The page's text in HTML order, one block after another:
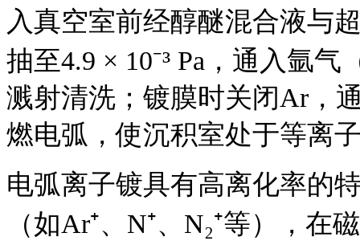
入真空室前经醇醚混合液与
抽至4.9 × 10⁻³ Pa，通入氩
溅射清洗；镀膜时关闭Ar，
燃电弧，使沉积室处于等离
电弧离子镀具有高离化率的
（如Ar⁺、N⁺、N₂⁺等），在